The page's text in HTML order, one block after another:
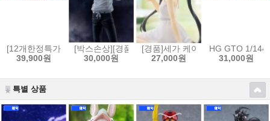
[12개한정특가]HG 1/100 VF-19 改 파이어 발키리 사운드 부스터 장
39,900원
[박스손상][경품]세가 주술회전 FIGURIZMα 피규어
30,000원
[경품]세가 케이온! 유메미라이즈
27,000원
HG GTO 1/144
31,000원
특별 상품